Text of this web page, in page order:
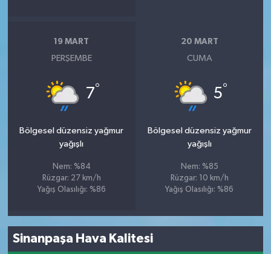
19 MART
PERŞEMBE
7°
Bölgesel düzensiz yağmur
yağışlı
Nem: %84
Rüzgar: 27 km/h
Yağış Olasılığı: %86
20 MART
CUMA
5°
Bölgesel düzensiz yağmur
yağışlı
Nem: %85
Rüzgar: 10 km/h
Yağış Olasılığı: %86
Sinanpaşa Hava Kalitesi